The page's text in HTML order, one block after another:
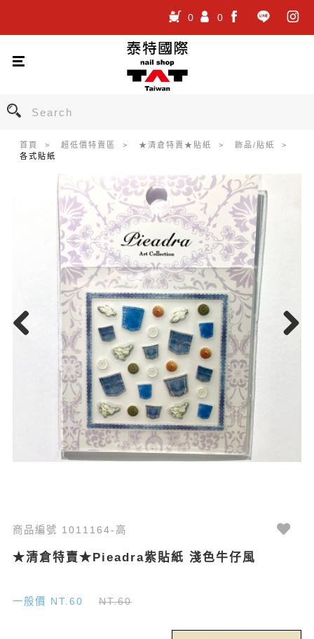
0
0
首頁 超低價特賣區 ★清倉特賣★貼紙
飾品/貼紙
各式貼紙
Previous
商品編號 1011164-高
★清倉特賣★Pieadra紫貼紙 淺色牛仔風
一般價 NT.60 NT.60